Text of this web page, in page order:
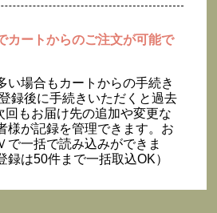
カートからのご注文が可能で
い場合もカートからの手続き
録後に手続きいただくと過去
回もお届け先の追加や変更な
様が記録を管理できます。お
で一括で読み込みができま
録は50件まで一括取込OK）